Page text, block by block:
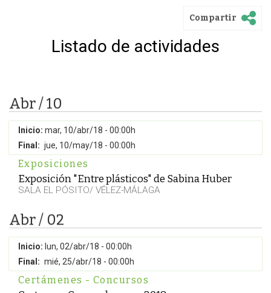
Compartir
Listado de actividades
Abr / 10
Inicio: mar, 10/abr/18 - 00:00h
Final: jue, 10/may/18 - 00:00h
Exposiciones
Exposición "Entre plásticos" de Sabina Huber
SALA EL PÓSITO/ VÉLEZ-MÁLAGA
Abr / 02
Inicio: lun, 02/abr/18 - 00:00h
Final: mié, 25/abr/18 - 00:00h
Certámenes - Concursos